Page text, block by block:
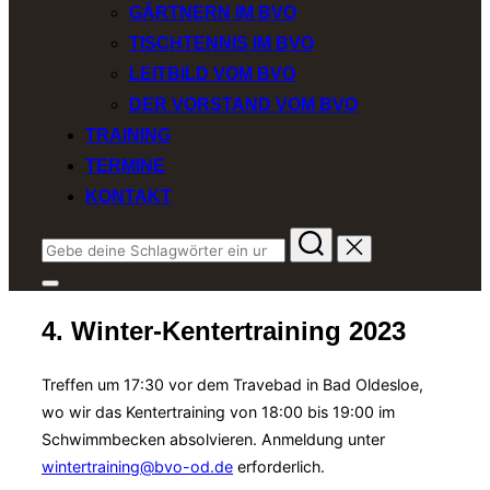
GÄRTNERN IM BVO
TISCHTENNIS IM BVO
LEITBILD VOM BVO
DER VORSTAND VOM BVO
TRAINING
TERMINE
KONTAKT
Suchen
nach:
Seitenleiste
Navigation
umschalten
4. Winter-Kentertraining 2023
Treffen um 17:30 vor dem Travebad in Bad Oldesloe,
wo wir das Kentertraining von 18:00 bis 19:00 im
Schwimmbecken absolvieren. Anmeldung unter
wintertraining@bvo-od.de erforderlich.